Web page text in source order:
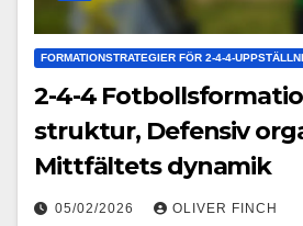
FORMATIONSTRATEGIER FÖR 2-4-4-
2-4-4
struktur, Defensiv
Mittfältets dynamik
05/02/2026 OLIVER FINCH